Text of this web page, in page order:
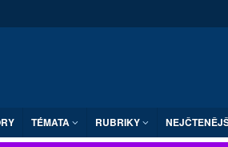
TÉMATA RUBRIKY